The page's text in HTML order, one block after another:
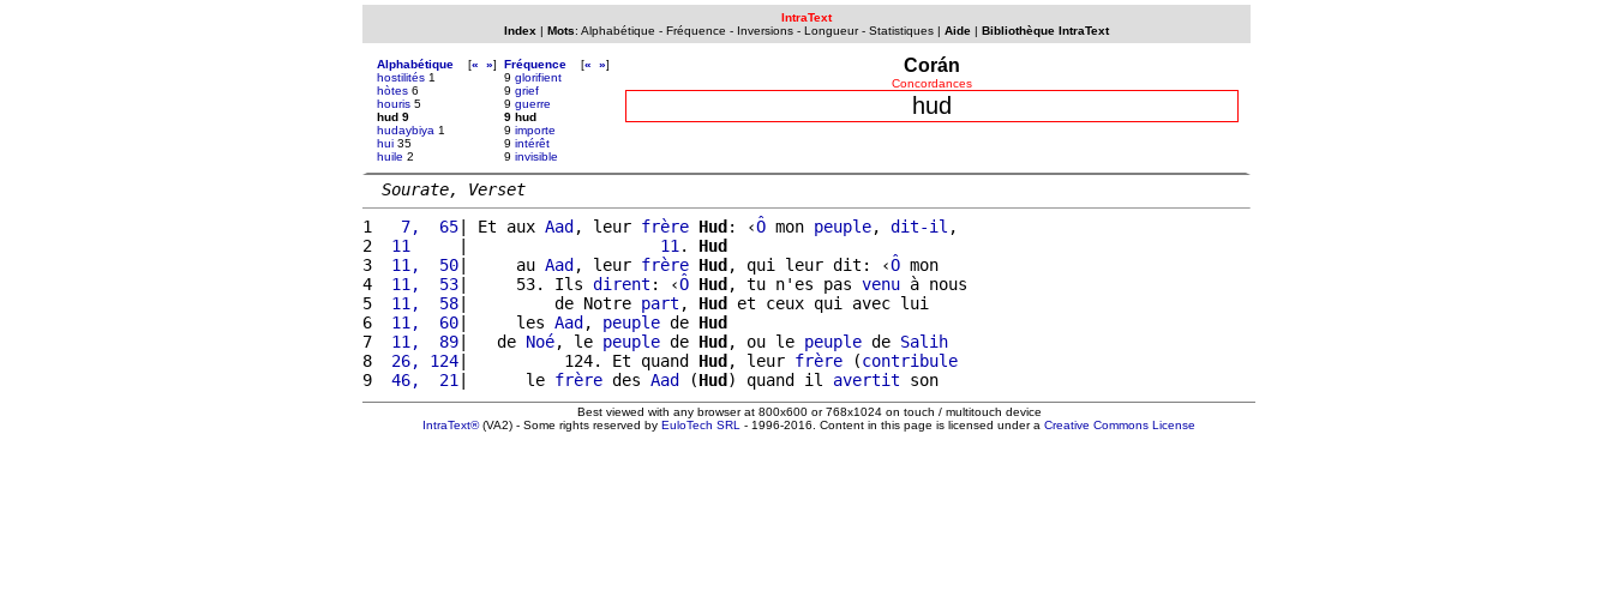
IntraText
Index | Mots: Alphabétique - Fréquence - Inversions - Longueur- Statistiques | Aide | Bibliothèque IntraText
Alphabétique [« »]
hostilités 1
hòtes 6
houris 5
hud 9
hudaybiya 1
hui 35
huile 2
Fréquence [« »]
9 glorifient
9 grief
9 guerre
9 hud
9 importe
9 intérêt
9 invisible
Corán
Concordances
hud
Sourate, Verset
1
  7,  65
| Et aux Aad , leur frère Hud : ‹Ô mon peuple, dit-il ,
2
11 11 . Hud
3
11,  50 |     au Aad , leur frère Hud , qui leur dit: ‹Ô mon
4
11,  53 |     53. Ils dirent : ‹Ô Hud , tu n'es pas venu à nous
5
11,  58 |         de Notre part , Hud
et ceux qui avec lui
6
11,  60 |     les Aad , peuple de Hud
7
11,  89 |   de Noé, le peuple de Hud , ou le peuple de Salih
8
26, 124 |          124. Et quand Hud , leur frère (contribule
9
46,  21 |      le frère des Aad (Hud ) quand il avertit
Best viewed with any browser at 800x600 or 768x1024 on touch / multitouch device
IntraText®(VA2) - Some rights reserved by EuloTech SRL - 1996-2016. Content in this page is licensed under a Creative Commons License